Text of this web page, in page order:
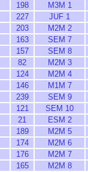
198 M3M 1
227 JUF 1
203 M2M 2
163 SEM 7
157 SEM 8
82 M2M 3
124 M2M 4
146 M1M 7
239 SEM 9
121 SEM 10
21 ESM 2
189 M2M 5
174 M2M 6
176 M2M 7
165 M2M 8